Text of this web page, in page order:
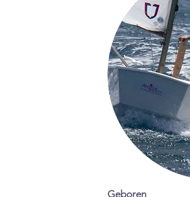
Geboren